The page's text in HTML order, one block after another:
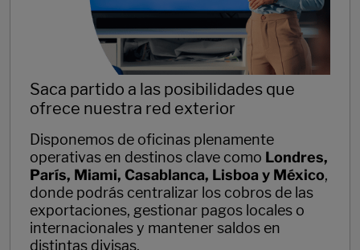
Saca partido a las posibilidades que
ofrece nuestra red exterior
Disponemos de oficinas plenamente
operativas en destinos clave como Londres,
París, Miami, Casablanca, Lisboa y México,
donde podrás centralizar los cobros de las
exportaciones, gestionar pagos locales o
internacionales y mantener saldos en
distintas divisas.